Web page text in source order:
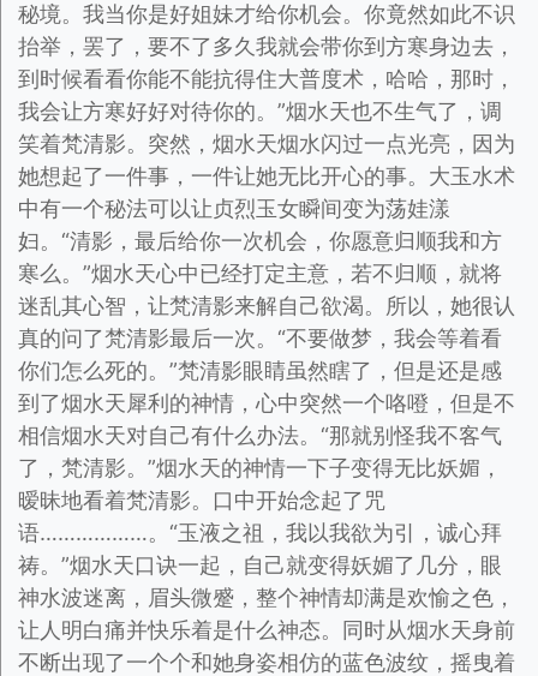
秘境。我当你是好姐妹才给你机会。你竟然如此不识
抬举，罢了，要不了多久我就会带你到方寒身边去，
到时候看看你能不能抗得住大普度术，哈哈，那时，
我会让方寒好好对待你的。”烟水天也不生气了，调
笑着梵清影。突然，烟水天烟水闪过一点光亮，因为
她想起了一件事，一件让她无比开心的事。大玉水术
中有一个秘法可以让贞烈玉女瞬间变为荡娃漾
妇。“清影，最后给你一次机会，你愿意归顺我和方
寒么。”烟水天心中已经打定主意，若不归顺，就将
迷乱其心智，让梵清影来解自己欲渴。所以，她很认
真的问了梵清影最后一次。“不要做梦，我会等着看
你们怎么死的。”梵清影眼睛虽然瞎了，但是还是感
到了烟水天犀利的神情，心中突然一个咯噔，但是不
相信烟水天对自己有什么办法。“那就别怪我不客气
了，梵清影。”烟水天的神情一下子变得无比妖媚，
暧昧地看着梵清影。口中开始念起了咒
语………………。“玉液之祖，我以我欲为引，诚心拜
祷。”烟水天口诀一起，自己就变得妖媚了几分，眼
神水波迷离，眉头微蹙，整个神情却满是欢愉之色，
让人明白痛并快乐着是什么神态。同时从烟水天身前
不断出现了一个个和她身姿相仿的蓝色波纹，摇曳着